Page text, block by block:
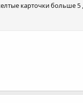
карточки больше 5 ,